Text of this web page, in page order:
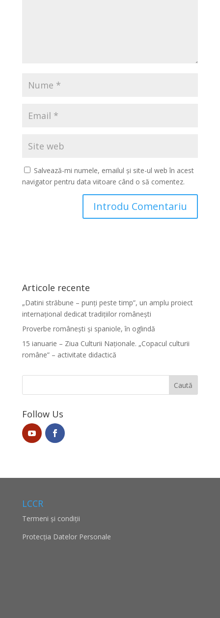
Salvează-mi numele, emailul și site-ul web în acest
navigator pentru data viitoare când o să comentez.
Articole recente
„Datini străbune – punți peste timp”, un amplu proiect
internațional dedicat tradițiilor românești
Proverbe românești și spaniole, în oglindă
15 ianuarie – Ziua Culturii Naționale. „Copacul culturii
române” – activitate didactică
Follow Us
LCCR
Termeni și condiții
Protecţia Datelor Personale